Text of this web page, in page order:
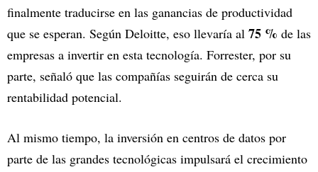
finalmente traducirse en las ganancias de productividad
que se esperan. Según Deloitte, eso llevaría al 75 % de las
empresas a invertir en esta tecnología. Forrester, por su
parte, señaló que las compañías seguirán de cerca su
rentabilidad potencial.
Al mismo tiempo, la inversión en centros de datos por
parte de las grandes tecnológicas impulsará el crecimiento